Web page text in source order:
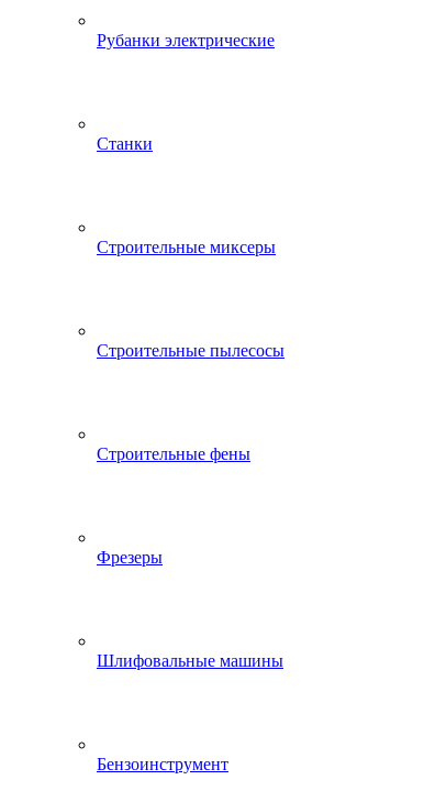
Рубанки электрические
Станки
Строительные миксеры
Строительные пылесосы
Строительные фены
Фрезеры
Шлифовальные машины
Бензоинструмент